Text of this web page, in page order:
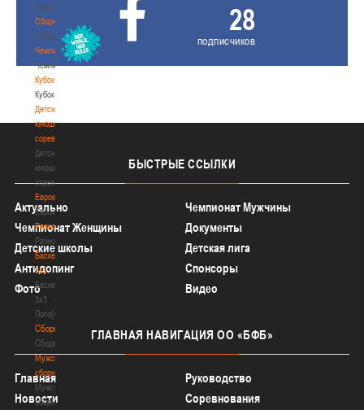
Федерация
Сборные
Сборные
Чемпионат
Чемпионат
Кубок
Кубок
Детско-
юношеские
соревнования
Детско-
юношеские
соревнования
Еврокубки
Еврокубки
Разное
Разное
Баскетбол
3х3
Баскетбол
3х3
Лого[modid=121]
Сборные
Сборные
Мужские
сборные
Мужские
сборные
28
подписчиков
БЫСТРЫЕ ССЫЛКИ
Актуально
Чемпионат Мужчины
Чемпионат Женщины
Документы
Детские школы
Детская лига
Антидопинг
Спонсоры
Фото
Видео
ГЛАВНАЯ НАВИГАЦИЯ ОО «БФБ»
Главная
Руководство
Новости
Соревнования